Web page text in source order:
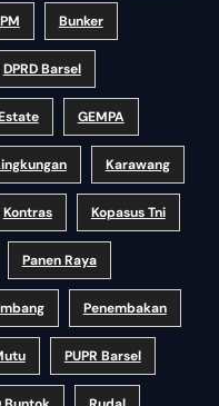
Bunker
DPRD Barsel
GEMPA
Karawang
Kontras Kopasus Tni
Panen Raya
Penembakan
PUPR Barsel